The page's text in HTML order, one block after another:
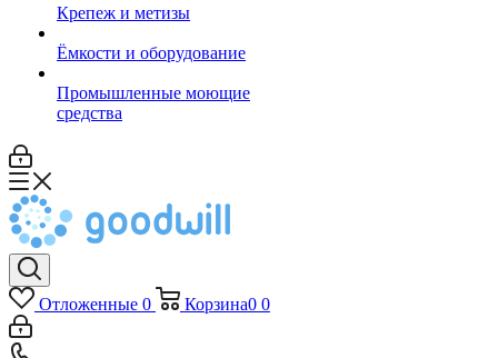
Крепеж и метизы
Ёмкости и оборудование
Промышленные моющие
средства
Отложенные 0 Корзина0 0